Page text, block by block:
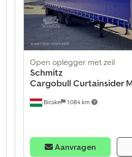
Bicske 1.084 km
Open oplegger met zeil
Schmitz
CargobullCurtainsider
Aanvragen